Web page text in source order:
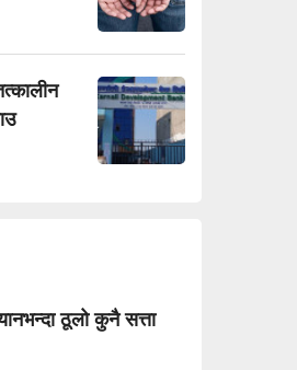
ठूलो कुनै सत्ता